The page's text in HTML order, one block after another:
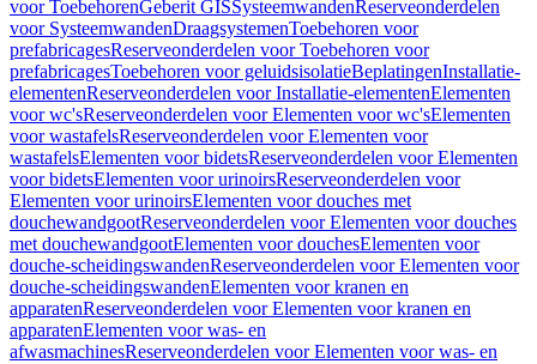
voor ToebehorenGeberit GISSysteemwandenReserveonderdelen
voor SysteemwandenDraagsystemenToebehoren voor
prefabricagesReserveonderdelen voor Toebehoren voor
prefabricagesToebehoren voor geluidsisolatieBeplatingenInstallatie-
elementenReserveonderdelen voor Installatie-elementenElementen
voor wc'sReserveonderdelen voor Elementen voor wc'sElementen
voor wastafelsReserveonderdelen voor Elementen voor
wastafelsElementen voor bidetsReserveonderdelen voor Elementen
voor bidetsElementen voor urinoirsReserveonderdelen voor
Elementen voor urinoirsElementen voor douches met
douchewandgootReserveonderdelen voor Elementen voor douches
met douchewandgootElementen voor douchesElementen voor
douche-scheidingswandenReserveonderdelen voor Elementen voor
douche-scheidingswandenElementen voor kranen en
apparatenReserveonderdelen voor Elementen voor kranen en
apparatenElementen voor was- en
afwasmachinesReserveonderdelen voor Elementen voor was- en